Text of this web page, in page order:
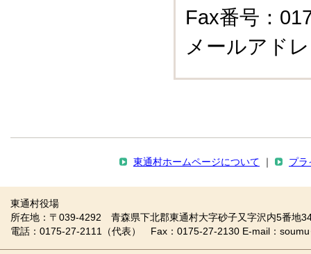
Fax番号：
メールアド
東通村ホームページについて プラ
東通村役場
所在地：〒039-4292 青森県下北郡東通村大字砂子又字沢内5番地
電話：0175-27-2111（代表） Fax：0175-27-2130 E-mail：